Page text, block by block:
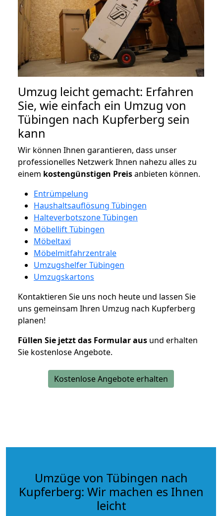
Umzug leicht gemacht: Erfahren
Sie, wie einfach ein Umzug von
Tübingen nach Kupferberg sein
kann
Wir können Ihnen garantieren, dass unser
professionelles Netzwerk Ihnen nahezu alles zu
einem kostengünstigen Preisanbieten können.
Entrümpelung
Haushaltsauflösung Tübingen
Halteverbotszone Tübingen
Möbellift Tübingen
Möbeltaxi
Möbelmitfahrzentrale
Umzugshelfer Tübingen
Umzugskartons
Kontaktieren Sie uns noch heute und lassen Sie
uns gemeinsam Ihren Umzug nach Kupferberg
planen!
Füllen Sie jetzt das Formular aus und erhalten
Sie kostenlose Angebote.
Kostenlose Angebote erhalten
Umzüge von Tübingen nach
Kupferberg: Wir machen es Ihnen
leicht